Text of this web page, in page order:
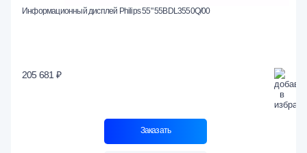
Информационный дисплей Philips 55" 55BDL3550Q/00
205 681 ₽
Заказать